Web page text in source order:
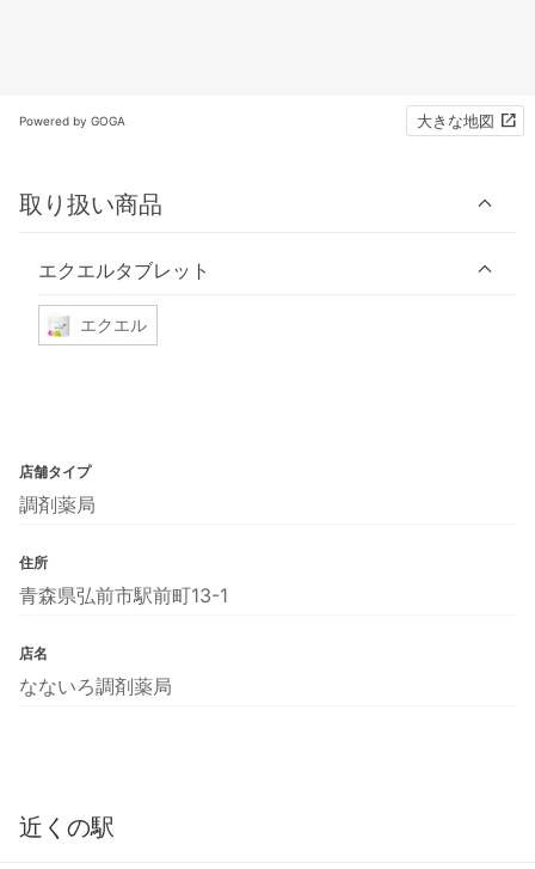
Powered by GOGA 大きな地図
取り扱い商品
エクエルタブレット
エクエル
店舗タイプ
調剤薬局
住所
青森県弘前市駅前町13-1
店名
なないろ調剤薬局
近くの駅